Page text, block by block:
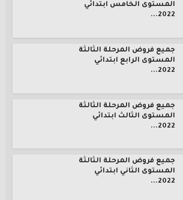
المستوى الخامس ابتدائي
2022...
جميع فروض المرحلة الثالثة
المستوى الرابع ابتدائي
2022...
جميع فروض المرحلة الثالثة
المستوى الثالث ابتدائي
2022...
جميع فروض المرحلة الثالثة
المستوى الثاني ابتدائي
2022...